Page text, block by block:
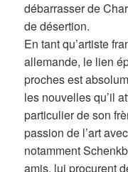
débarrasser de
de désertion.
En tant qu’artiste
allemande, le lien
proches est
les nouvelles qu’il
particulier de son
passion de l’art
notamment
amis, lui procurent